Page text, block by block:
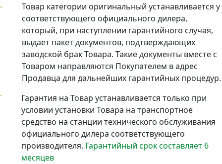
Товар категории оригинальный устанавливается у
соответствующего официального дилера,
который, при наступлении гарантийного случая,
выдает пакет документов, подтверждающих
заводской брак Товара. Такие документы вместе с
Товаром направляются Покупателем в адрес
Продавца для дальнейших гарантийных процедур.
Гарантия на Товар устанавливается только при
условии установки Товара на транспортное
средство на станции технического обслуживания
официального дилера соответствующего
производителя. Гарантийный срок составляет 6
месяцев